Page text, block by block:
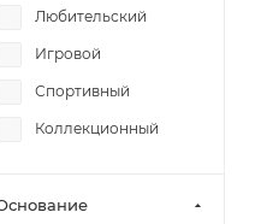
Любительский
Игровой
Спортивный
Коллекционный